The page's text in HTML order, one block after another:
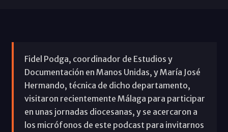
Fidel Podga, coordinador de Estudios y
Documentación en Manos Unidas, y María José
Hermando, técnica de dicho departamento,
visitaron recientemente Málaga para participar
en unas jornadas diocesanas, y se acercaron a
los micrófonos de este podcast para invitarnos